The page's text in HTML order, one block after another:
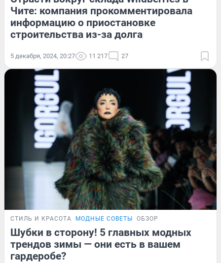
Чите: компания прокомментировала
информацию о приостановке
строительства из-за долга
5 декабря, 2024, 20:27 11 217 27
СТИЛЬ И КРАСОТА МОДНЫЕ СОВЕТЫ ОБЗОР
Шубки в сторону! 5 главных модных
трендов зимы — они есть в вашем
гардеробе?